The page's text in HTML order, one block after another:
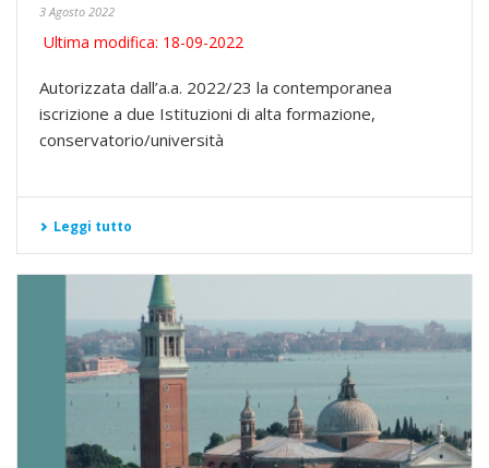
3 Agosto 2022
Ultima modifica: 18-09-2022
Autorizzata dall’a.a. 2022/23 la contemporanea
iscrizione a due Istituzioni di alta formazione,
conservatorio/università
Leggi tutto